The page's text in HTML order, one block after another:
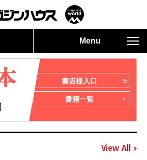
Menu
書店様入口
書籍一覧
View All